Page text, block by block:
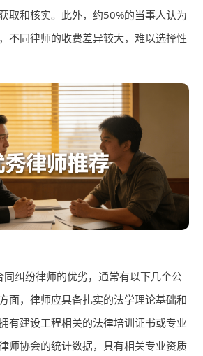
取和核实。此外，约50%的当事人认为
不同律师的收费差异较大，难以选择性
纠纷律师的优劣，通常有以下几个公
面，律师应具备扎实的法学理论基础和
有建设工程相关的法律培训证书或专业
师协会的统计数据，具有相关专业资质